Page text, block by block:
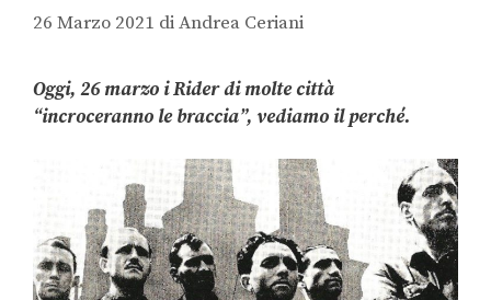
26 Marzo 2021 diAndrea Ceriani
Oggi, 26 marzo i Rider di molte città
“incroceranno le braccia”, vediamo il perché.